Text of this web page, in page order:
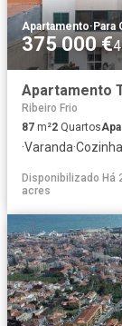
Apartamento·Para
375 000 €
Ribeiro Frio
87 m²2 Quartos
·Varanda·
Disponibilizado Há
acres